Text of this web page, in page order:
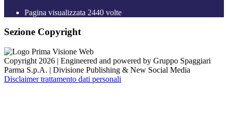
Pagina visualizzata 2440 volte
Sezione Copyright
Copyright 2026 | Engineered and powered by Gruppo Spaggiari
Parma S.p.A. | Divisione Publishing & New Social Media
Disclaimer trattamento dati personali